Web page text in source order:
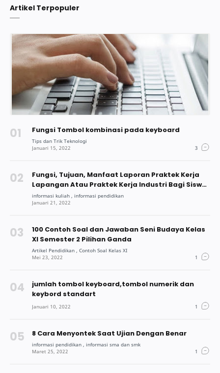
Artikel Terpopuler
Fungsi Tombol kombinasi pada keyboard
Fungsi, Tujuan, Manfaat Laporan Praktek Kerja
Lapangan Atau Praktek Kerja Industri Bagi Siswa
Dan Mahasiswa
100 Contoh Soal dan Jawaban Seni Budaya Kelas
XI Semester 2 Pilihan Ganda
jumlah tombol keyboard,tombol numerik dan
keybord standart
8 Cara Menyontek Saat Ujian Dengan Benar